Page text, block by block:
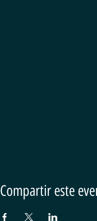
Compartir este